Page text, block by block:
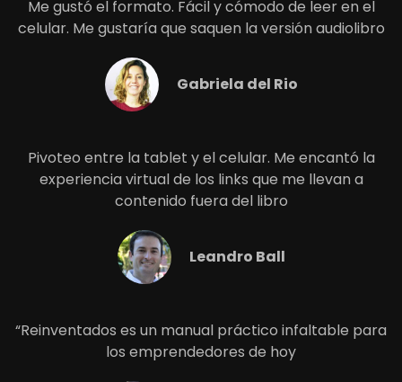
Me gustó el formato. Fácil y cómodo de leer en el
celular. Me gustaría que saquen la versión audiolibro
Gabriela del Rio
Pivoteo entre la tablet y el celular. Me encantó la
experiencia virtual de los links que me llevan a
contenido fuera del libro
Leandro Ball
“Reinventados es un manual práctico infaltable para
los emprendedores de hoy